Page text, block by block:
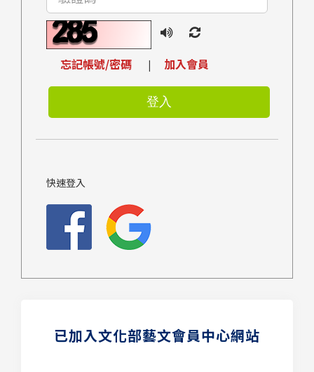
忘記帳號/密碼 | 加入會員
快速登入
已加入文化部藝文會員中心網站